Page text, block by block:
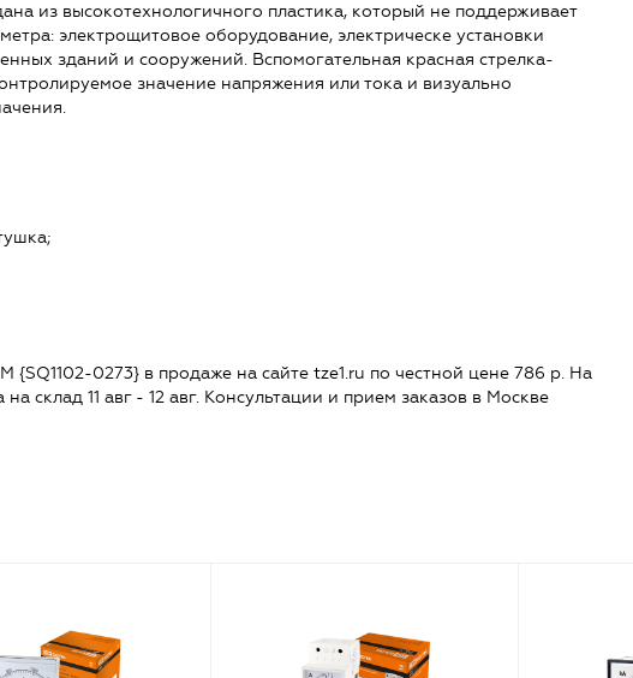
из высокотехнологичного пластика, который не поддерживает
электрощитовое оборудование, электрическе установки
зданий и сооружений. Вспомогательная красная стрелка-
значение напряжения или тока и визуально
0273} в продаже на сайте tze1.ru по честной цене 786 р. На
склад 11 авг - 12 авг. Консультации и прием заказов в Москве